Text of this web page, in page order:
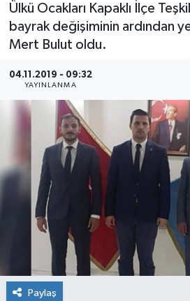
Ülkü Ocakları Kapaklı İlçe
bayrak değişiminin ardından
Mert Bulut oldu.
04.11.2019 - 09:32
YAYINLANMA
Paylaş
Siyaset
Ekonomi
Sağlık
Teknoloji
Yaşam
Tüm Manşetler